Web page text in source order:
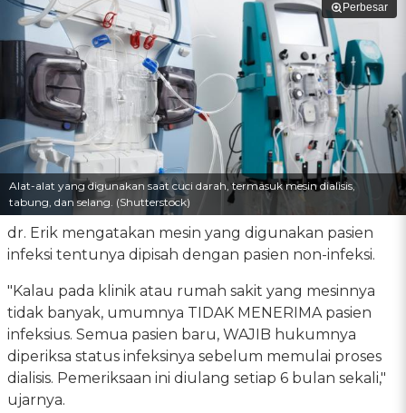
Perbesar
Alat-alat yang digunakan saat cuci darah, termasuk mesin dialisis,
tabung, dan selang. (Shutterstock)
dr. Erik mengatakan mesin yang digunakan pasien
infeksi tentunya dipisah dengan pasien non-infeksi.
"Kalau pada klinik atau rumah sakit yang mesinnya
tidak banyak, umumnya TIDAK MENERIMA pasien
infeksius. Semua pasien baru, WAJIB hukumnya
diperiksa status infeksinya sebelum memulai proses
dialisis. Pemeriksaan ini diulang setiap 6 bulan sekali,"
ujarnya.